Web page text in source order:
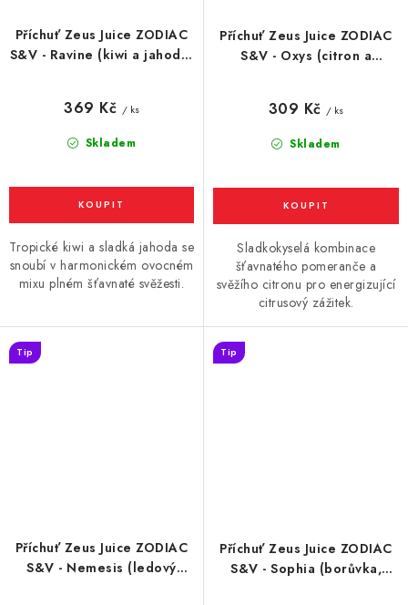
Příchuť Zeus Juice ZODIAC
S&V - Ravine (kiwi a jahoda)
Skladem
369 Kč / ks
Tropické kiwi a sladká jahoda se
snoubí v harmonickém ovocném
mixu plném šťavnaté svěžesti.
Příchuť Zeus Juice ZODIAC
S&V - Oxys (citron a
Skladem
309 Kč / ks
Sladkokyselá kombinace
šťavnatého pomeranče a
svěžího citronu pro energizující
citrusový zážitek.
Příchuť Zeus Juice ZODIAC
S&V - Nemesis (ledový
Tip
Příchuť Zeus Juice ZODIAC
S&V - Sophia (borůvka,
Tip